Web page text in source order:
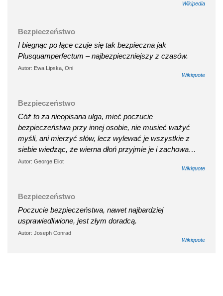
Wikipedia
Bezpieczeństwo
I biegnąc po łące czuje się tak bezpieczna jak
Plusquamperfectum – najbezpieczniejszy z czasów.
Autor: Ewa Lipska, Oni
Wikiquote
Bezpieczeństwo
Cóż to za nieopisana ulga, mieć poczucie
bezpieczeństwa przy innej osobie, nie musieć ważyć
myśli, ani mierzyć słów, lecz wylewać je wszystkie z
siebie wiedząc, że wierna dłoń przyjmie je i zachowa…
Autor: George Eliot
Wikiquote
Bezpieczeństwo
Poczucie bezpieczeństwa, nawet najbardziej
usprawiedliwione, jest złym doradcą.
Autor: Joseph Conrad
Wikiquote